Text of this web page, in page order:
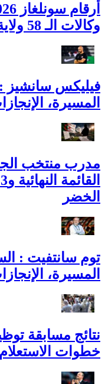
وكالات الـ 58 ولاية
فيليكس سانشيز :
المسيرة،
مدرب منتخب
الخضر
توم سانتفيت :
المسيرة،
نتائج مسابقة
خطوات